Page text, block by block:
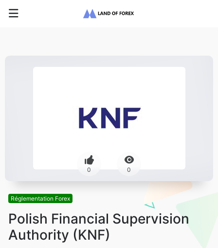
0 0
Réglementation Forex
Polish Financial Supervision
Authority (KNF)